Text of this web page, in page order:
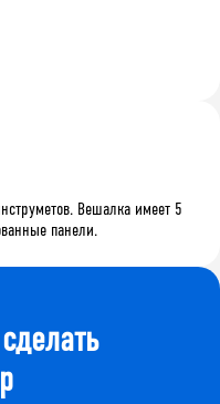
Вешалка имеет 5
панели.